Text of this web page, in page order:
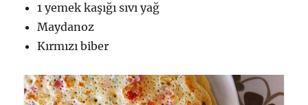
1 yemek kaşığı sıvı yağ
Maydanoz
Kırmızı biber